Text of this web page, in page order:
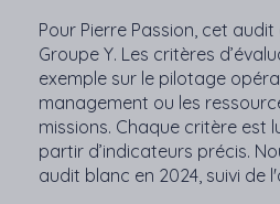
Pour Pierre Passion, cet
Groupe Y. Les critères
exemple sur le pilotage
management ou les
missions. Chaque critère est
partir d’indicateurs précis.
audit blanc en 2024, suivi de